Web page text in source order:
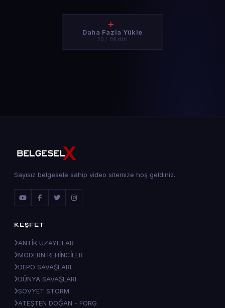
Daha Fazla Yükle
20 / 89 dizi
Sayısız belgesele sahip video sitemize hoş geldiniz.
KEŞFET
ANTİK UZAYLILAR
MODERN REHİNCİLER
DEPO SAVAŞLARI
DÜNYA SAVAŞLARI
SOVYET STORM
ATEŞTEN DOĞAN - FORG